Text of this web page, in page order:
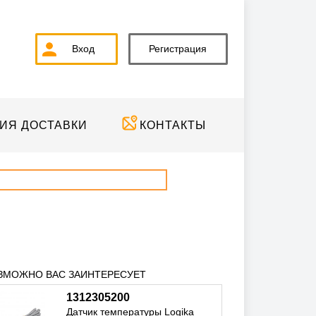
Вход Регистрация
ДОСТАВКИ КОНТАКТЫ
ВАС ЗАИНТЕРЕСУЕТ
1312305200
Датчик температуры Logika